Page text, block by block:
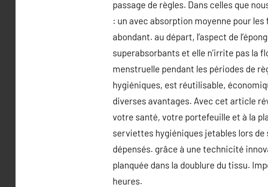
passage de règles. Dans celles que
: un avec absorption moyenne pour
abondant. au départ, l’aspect de
superabsorbants et elle n’irrite pas la
menstruelle pendant les périodes de
hygiéniques, est réutilisable,
diverses avantages. Avec cet article
votre santé, votre portefeuille et à la
serviettes hygiéniques jetables lors de
dépensés. grâce à une technicité
planquée dans la doublure du tissu.
heures.